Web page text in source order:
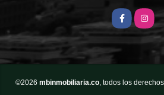
Facebook
©2026 mbinmobiliaria.co, todos los